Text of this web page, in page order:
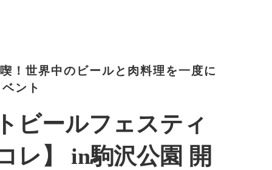
！世界中のビールと肉料理を一度に
ント
ビールフェスティ
レ】 in駒沢公園 開